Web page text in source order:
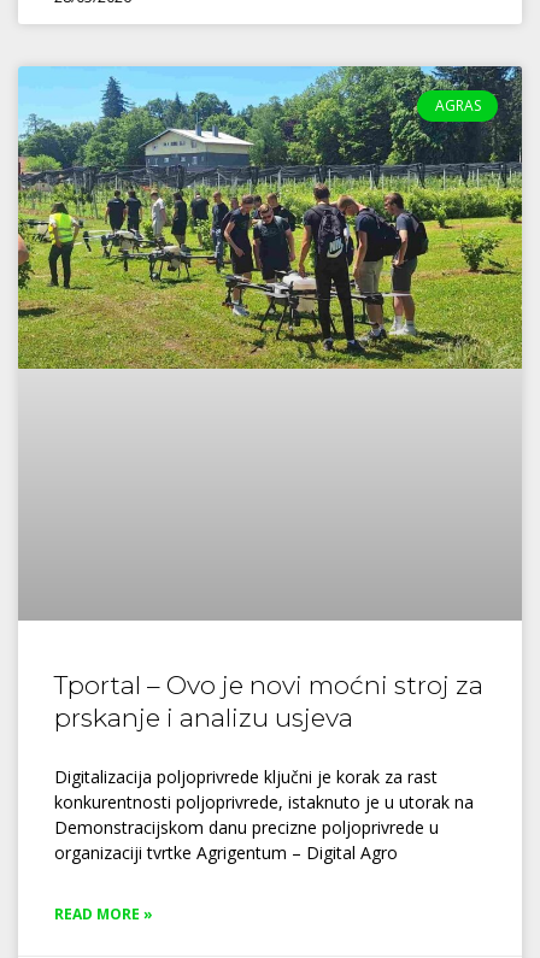
AGRAS
Tportal – Ovo je novi moćni stroj za
prskanje i analizu usjeva
Digitalizacija poljoprivrede ključni je korak za rast
konkurentnosti poljoprivrede, istaknuto je u utorak na
Demonstracijskom danu precizne poljoprivrede u
organizaciji tvrtke Agrigentum – Digital Agro
READ MORE »